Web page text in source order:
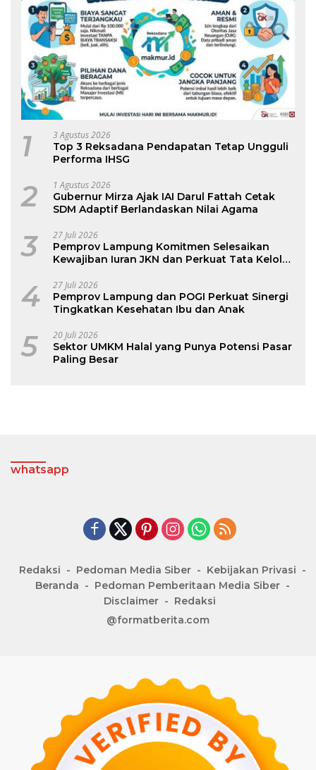
1 3 Agustus 2026
Top 3 Reksadana Pendapatan Tetap Ungguli
Performa IHSG
2 1 Agustus 2026
Gubernur Mirza Ajak IAI Darul Fattah Cetak
SDM Adaptif Berlandaskan Nilai Agama
3 27 Juli 2026
Pemprov Lampung Komitmen Selesaikan
Kewajiban Iuran JKN dan Perkuat Tata Kelola
4 27 Juli 2026
Pemprov Lampung dan POGI Perkuat Sinergi
Tingkatkan Kesehatan Ibu dan Anak
5 20 Juli 2026
Sektor UMKM Halal yang Punya Potensi Pasar
Paling Besar
whatsapp
Redaksi Pedoman Media Siber
Kebijakan Privasi
Beranda
Pedoman Pemberitaan Media Siber
Disclaimer
Redaksi
@formatberita.com